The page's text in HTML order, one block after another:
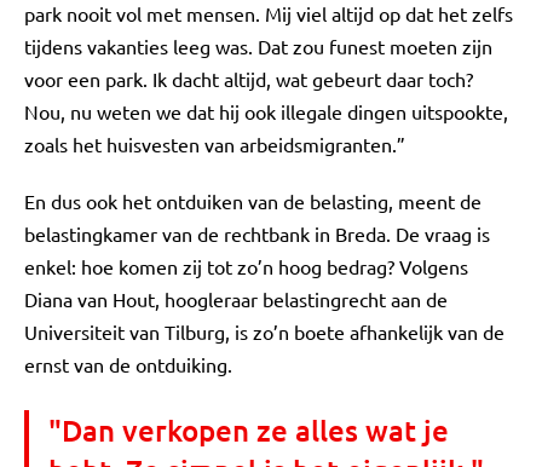
park nooit vol met mensen. Mij viel altijd op dat het zelfs
tijdens vakanties leeg was. Dat zou funest moeten zijn
voor een park. Ik dacht altijd, wat gebeurt daar toch?
Nou, nu weten we dat hij ook illegale dingen uitspookte,
zoals het huisvesten van arbeidsmigranten.”
En dus ook het ontduiken van de belasting, meent de
belastingkamer van de rechtbank in Breda. De vraag is
enkel: hoe komen zij tot zo’n hoog bedrag? Volgens
Diana van Hout, hoogleraar belastingrecht aan de
Universiteit van Tilburg, is zo’n boete afhankelijk van de
ernst van de ontduiking.
"Dan verkopen ze alles wat je